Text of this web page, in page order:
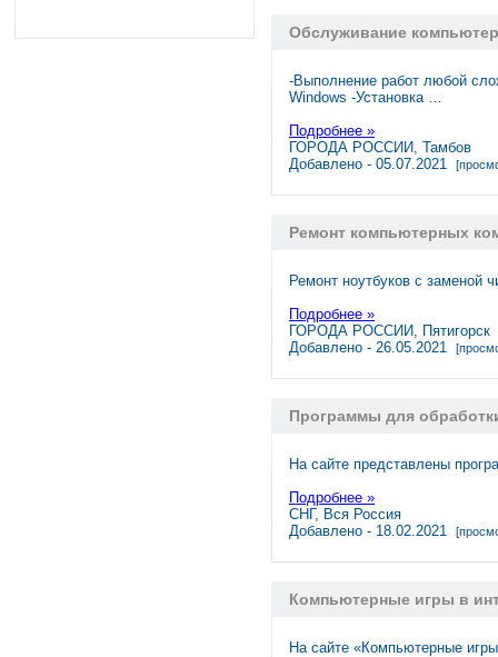
Обслуживание
-Выполнение работ любой
Windows -Установка …
Подробнее »
ГОРОДА РОССИИ, Тамбов
Добавлено - 05.07.2021
Ремонт компьютерных
Ремонт ноутбуков с заменой
Подробнее »
ГОРОДА РОССИИ, Пятигорск
Добавлено - 26.05.2021
Программы для
На сайте представлены
Подробнее »
СНГ, Вся Россия
Добавлено - 18.02.2021
Компьютерные игры в
На сайте «Компьютерные